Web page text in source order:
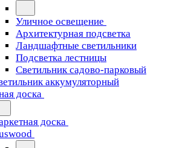
Уличное освещение
Архитектурная подсветка
Ландшафтные светильники
Подсветка лестницы
Светильник садово-парковый
аккумуляторный
доска
доска